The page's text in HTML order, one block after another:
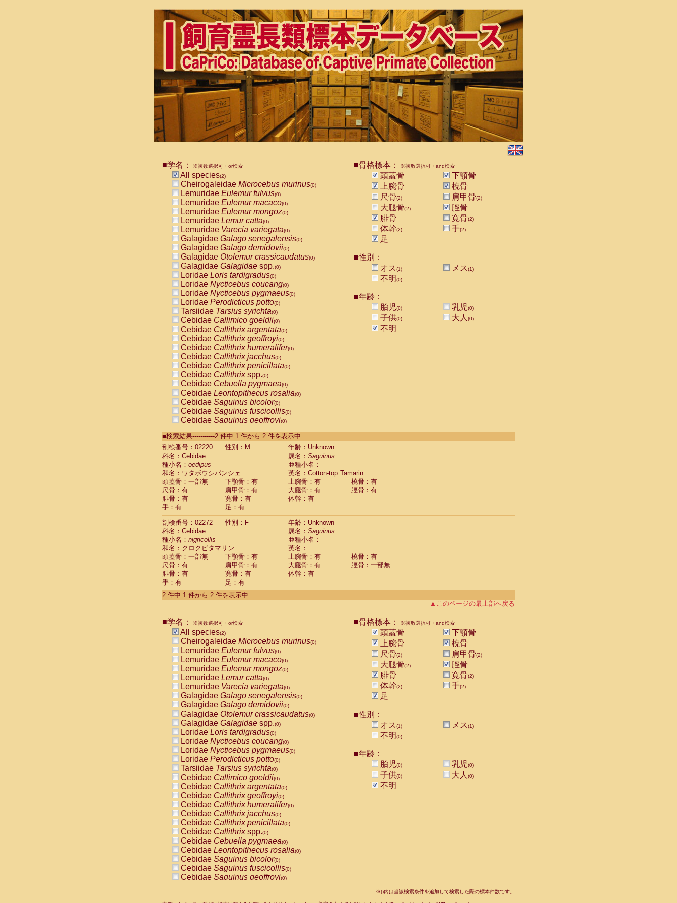
■学名： ※複数選択可・or検索
All species(2)
Cheirogaleidae Microcebus murinus(0)
Lemuridae Eulemur fulvus(0)
Lemuridae Eulemur macaco(0)
Lemuridae Eulemur mongoz(0)
Lemuridae Lemur catta(0)
Lemuridae Varecia variegata(0)
Galagidae Galago senegalensis(0)
Galagidae Galago demidovii(0)
Galagidae Otolemur crassicaudatus(0)
Galagidae Galagidae spp.(0)
Loridae Loris tardigradus(0)
Loridae Nycticebus coucang(0)
Loridae Nycticebus pygmaeus(0)
Loridae Perodicticus potto(0)
Tarsiidae Tarsius syrichta(0)
Cebidae Callimico goeldii(0)
Cebidae Callithrix argentata(0)
Cebidae Callithrix geoffroyi(0)
Cebidae Callithrix humeralifer(0)
Cebidae Callithrix jacchus(0)
Cebidae Callithrix penicillata(0)
Cebidae Callithrixspp.(0)
Cebidae Cebuella pygmaea(0)
Cebidae Leontopithecus rosalia(0)
Cebidae Saguinus bicolor(0)
Cebidae Saguinus fuscicollis(0)
Cebidae Saguinus geoffroyi(0)
CebidaeSaguinus labiatus(0)
Cebidae Saguinus leucopus (0)
Cebidae
Cebidae
CebidaeSaguinus nigricollis (1)
Cebidae Saguinus oedipus
Cebidae Saguinus weddelli
Cebidae Saguinusspp.
Cebidae Aotus trivirgatus
Cebidae Cebus albifrons
Cebidae
CebidaeCebus capucinus
CebidaeCebus nigrivittatus
Cebidae Cebusspp.(0)
Cebidae Saimiri boliviensis
Cebidae Saimiri sciureus
Atelidae Alouatta caraya
AtelidaeAlouatta fusca
AtelidaeAlouatta seniculus
AtelidaeAteles belzebuth
AtelidaeAteles geoffroyi
AtelidaeAteles paniscus(0)
AtelidaeAtelesspp. (0)
AtelidaeLagothrix lagothricha
AtelidaeLagothrix lagothricha cana
PitheciidaeCacajao calvus rubicundus
PitheciidaeCallicebus cupreus
PitheciidaeCallicebus donacophilus
PitheciidaeCallicebus moloch
PitheciidaeCallicebus torquatus(0)
PitheciidaeCallicebusspp.
PitheciidaeChiropotes satanas
PitheciidaePithecia monachus
PitheciidaePithecia pithecia (0)
CercopithecidaeCercocebus agilis
CercopithecidaeCercocebus galeritus chrysogaster
CercopithecidaeCercocebus torquatus atys
CercopithecidaeCercocebus torquatus lunulatus
CercopithecidaeCercocebus torquatus torquatus
CercopithecidaeCercocebushybrid
CercopithecidaeCercocebusspp.
CercopithecidaeLophocebus albigena
CercopithecidaePapio anubis
CercopithecidaePapio cynocephalus
CercopithecidaePapio hamadryas
CercopithecidaePapio papio
CercopithecidaePapiospp.(0)
CercopithecidaeMandrillus leucophaeus
CercopithecidaeMandrillus sphinx
CercopithecidaeMacaca arctoides(0)
■骨格標本： ※複数選択可・and検索
頭蓋骨
下顎骨
上腕骨
橈骨
尺骨(2) 肩甲骨(2)
大腿骨(2)
脛骨
腓骨
寛骨(2)
体幹(2) 手(2)
足
■性別：
オス(1) メス(1)
不明(0)
■年齢：
胎児(0) 乳児(0)
子供(0) 大人 (0)
不明
■検索結果-----------2 件中 1 件から 2 件を表示中
剖検番号：02220
性別：M
年齢：Unknown
科名：Cebidae
属名： Saguinus
種小名： oedipus
亜種小名：
和名：ワタボウシパンシェ
英名：Cotton-top Tamarin
頭蓋骨：一部無
下顎骨：有 上腕骨：有
橈骨：有
尺骨：有
肩甲骨：有 大腿骨：有
脛骨：有
腓骨：有
寛骨：有
体幹：有
手：有
足：有
剖検番号：02272
性別：F
年齢：Unknown
科名：Cebidae
属名： Saguinus
種小名： nigricollis
亜種小名：
和名：クロクビタマリン
英名：
頭蓋骨：一部無
下顎骨：有 上腕骨：有
橈骨：有
尺骨：有
肩甲骨：有 大腿骨：有
脛骨：一部無
腓骨：有
寛骨：有
体幹：有
手：有
足：有
2 件中 1 件から 2 件を表示中
▲このページの最上部へ戻る
■学名： ※複数選択可・or検索
All species(2)
Cheirogaleidae Microcebus murinus(0)
Lemuridae Eulemur fulvus(0)
Lemuridae Eulemur macaco(0)
Lemuridae Eulemur mongoz(0)
Lemuridae Lemur catta(0)
Lemuridae Varecia variegata(0)
Galagidae Galago senegalensis(0)
Galagidae Galago demidovii(0)
Galagidae Otolemur crassicaudatus(0)
Galagidae Galagidae spp.(0)
Loridae Loris tardigradus(0)
Loridae Nycticebus coucang(0)
Loridae Nycticebus pygmaeus(0)
Loridae Perodicticus potto(0)
Tarsiidae Tarsius syrichta(0)
Cebidae Callimico goeldii(0)
Cebidae Callithrix argentata(0)
Cebidae Callithrix geoffroyi(0)
Cebidae Callithrix humeralifer(0)
Cebidae Callithrix jacchus(0)
Cebidae Callithrix penicillata(0)
Cebidae Callithrixspp.(0)
Cebidae Cebuella pygmaea(0)
Cebidae Leontopithecus rosalia(0)
Cebidae Saguinus bicolor(0)
Cebidae Saguinus fuscicollis(0)
Cebidae Saguinus geoffroyi(0)
■骨格標本： ※複数選択可・and検索
頭蓋骨
下顎骨
上腕骨
橈骨
尺骨(2) 肩甲骨(2)
大腿骨(2)
脛骨
腓骨
寛骨(2)
体幹(2) 手(2)
足
■性別：
オス(1) メス(1)
不明(0)
■年齢：
胎児(0) 乳児(0)
子供(0) 大人 (0)
不明
※()内は当該検索条件を追加して検索した際の標本件数です。